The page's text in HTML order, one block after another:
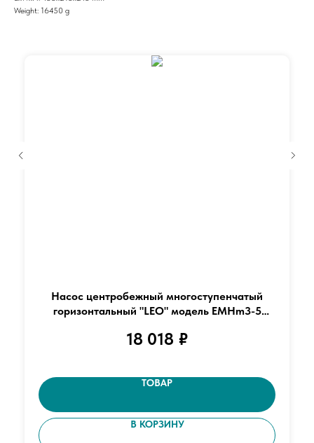
Weight: 16450 g
Насос центробежный многоступенчатый
горизонтальный "LEO" модель EМНm3-5
18 018 ₽
ТОВАР
В КОРЗИНУ